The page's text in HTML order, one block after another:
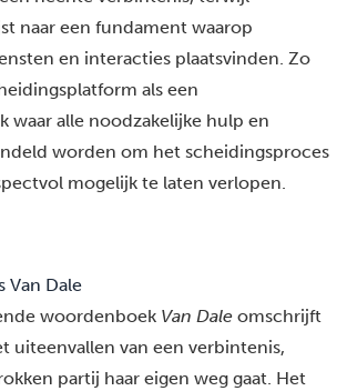
naar een fundament waarop
en interacties plaatsvinden. Zo
als een
waar alle noodzakelijke hulp en
worden om het scheidingsproces
mogelijk te laten verlopen.
Van Dale
woordenboek Van Dale omschrijft
uiteenvallen van een verbintenis,
partij haar eigen weg gaat. Het